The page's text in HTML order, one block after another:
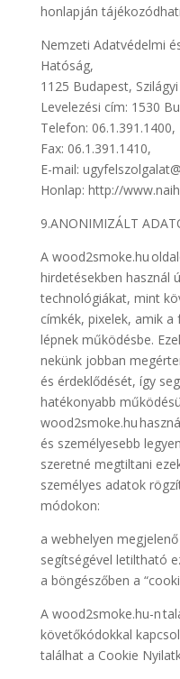
honlapján
Nemzeti Adatvédelmi
Hatóság,
1125 Budapest,
Levelezési cím: 1530
Telefon: 06.1.391.1400,
Fax: 06.1.391.1410,
E-mail:
Honlap: http://
9.ANONIMIZÁLT
A wood2smoke.hu
hirdetésekben használ
technológiákat, mint
címkék, pixelek, amik
lépnek működésbe.
nekünk jobban
és érdeklődését, így
hatékonyabb
wood2smoke.hu
és személyesebb
szeretné megtiltani
személyes adatok
módokon:
a webhelyen
segítségével letiltható
a böngészőben a
A wood2smoke.hu-n
követőkódokkal
találhat a Cookie